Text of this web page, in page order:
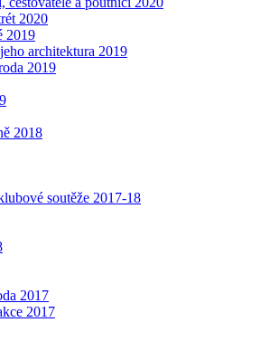
2020
2019
architektura 2019
2019
2018
soutěže 2017-18
2017
2017